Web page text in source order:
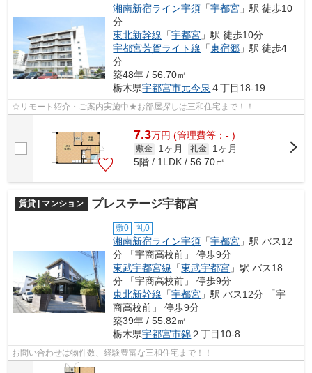
湘南新宿ライン宇須 「宇都宮 」駅 徒歩10
分
東北新幹線 「宇都宮 」駅 徒歩10分
宇都宮芳賀ライト線 「東宿郷 」駅 徒歩4
分
築48年 / 56.70㎡
栃木県宇都宮市元今泉 ４丁目18-19
☆リモート紹介・ご案内実施中★お部屋探しは三和住宅まで！！
7.3万円 (管理費等：- )
敷金 1ヶ月 礼金
1ヶ月
5階 / 1LDK / 56.70㎡
賃貸 | マンション プレステージ宇都宮
敷0 礼0
湘南新宿ライン宇須 「宇都宮 」駅 バス12
分 「宇商高校前」 停歩9分
東武宇都宮線 「東武宇都宮 」駅 バス18
分 「宇商高校前」 停歩9分
東北新幹線 「宇都宮 」駅 バス12分 「宇
商高校前」 停歩9分
築39年 / 55.82㎡
栃木県宇都宮市錦２丁目10-8
お問い合わせは物件数、経験豊富な三和住宅まで！！